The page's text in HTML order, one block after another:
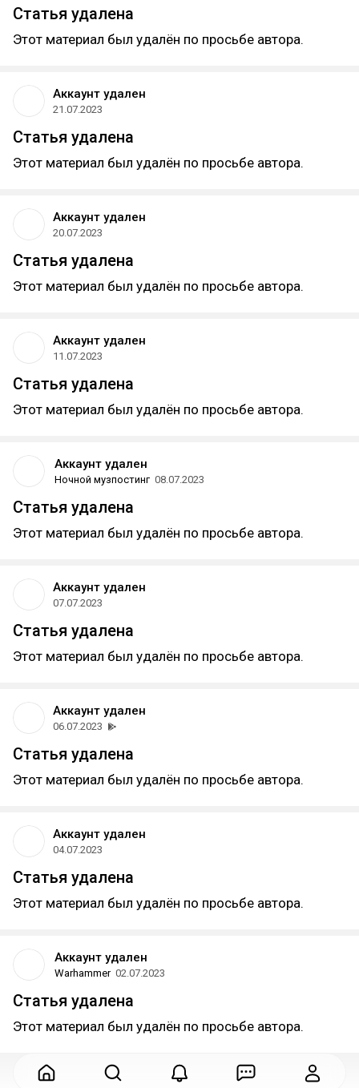
Статья удалена
Этот материал был удалён по просьбе автора.
Аккаунт удален
21.07.2023
Статья удалена
Этот материал был удалён по просьбе автора.
Аккаунт удален
20.07.2023
Статья удалена
Этот материал был удалён по просьбе автора.
Аккаунт удален
11.07.2023
Статья удалена
Этот материал был удалён по просьбе автора.
Аккаунт удален
Ночной музпостинг 08.07.2023
Статья удалена
Этот материал был удалён по просьбе автора.
Аккаунт удален
07.07.2023
Статья удалена
Этот материал был удалён по просьбе автора.
Аккаунт удален
06.07.2023
Статья удалена
Этот материал был удалён по просьбе автора.
Аккаунт удален
04.07.2023
Статья удалена
Этот материал был удалён по просьбе автора.
Аккаунт удален
Warhammer 02.07.2023
Статья удалена
Этот материал был удалён по просьбе автора.